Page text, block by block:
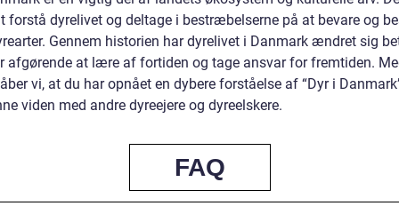
forstå dyrelivet og deltage i bestræbelserne på at bevare og
Gennem historien har dyrelivet i Danmark ændret sig
afgørende at lære af fortiden og tage ansvar for fremtiden.
vi, at du har opnået en dybere forståelse af “Dyr i
viden med andre dyreejere og dyreelskere.
FAQ